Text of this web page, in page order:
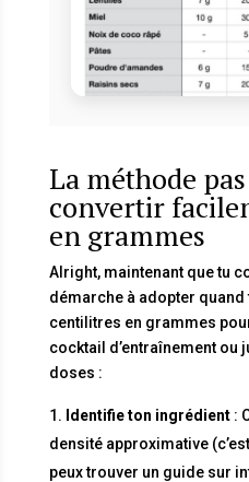
La méthode
convertir
en grammes
Alright, maintenant que tu
démarche à adopter quand
centilitres en grammes
cocktail d’entraînement ou
doses :
Identifie ton ingrédient:
densité approximative
peux trouver un guide sur